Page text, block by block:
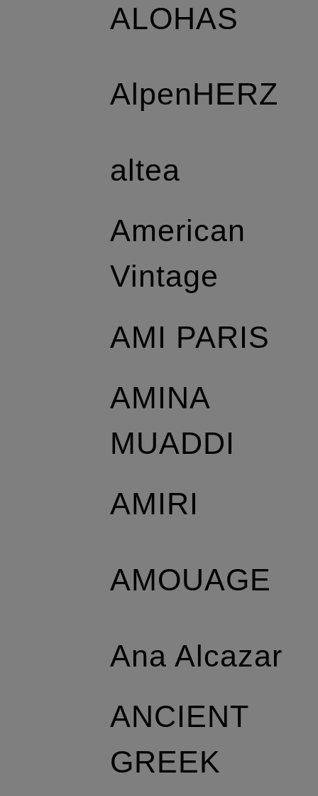
ALOHAS
AlpenHERZ
altea
American
Vintage
AMI PARIS
AMINA
MUADDI
AMIRI
AMOUAGE
Ana Alcazar
ANCIENT
GREEK